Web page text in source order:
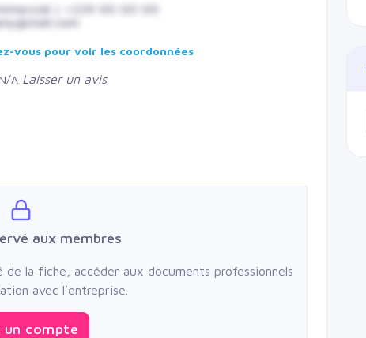
| +229 00 00 00
vous pour voir les coordonnées
N/A Laisser un avis
aux membres
la fiche, accéder aux documents professionnels
avec l’entreprise.
un compte